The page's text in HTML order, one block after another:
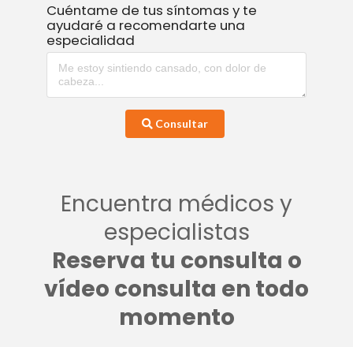
Cuéntame de tus síntomas y te
ayudaré a recomendarte una
especialidad
Consultar
Encuentra médicos y
especialistas
Reserva tu consulta o
vídeo consulta en todo
momento